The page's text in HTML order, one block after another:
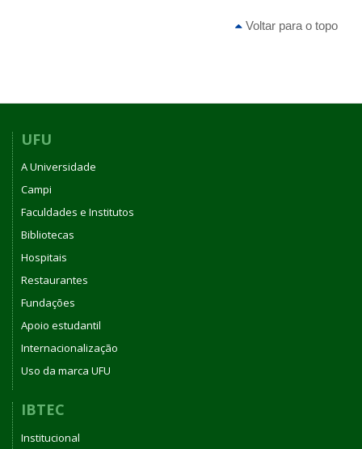
Voltar para o topo
UFU
A Universidade
Campi
Faculdades e Institutos
Bibliotecas
Hospitais
Restaurantes
Fundações
Apoio estudantil
Internacionalização
Uso da marca UFU
IBTEC
Institucional